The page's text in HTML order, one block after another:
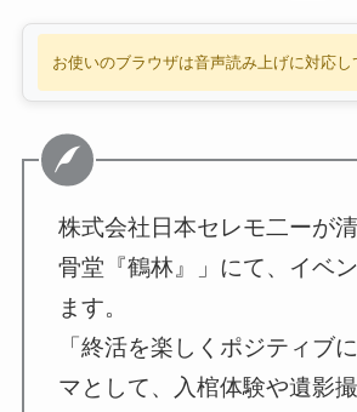
お使いのブラウザは音声読み上げに対応し
株式会社日本セレモ二ーが
骨堂『鶴林』」にて、イベ
ます。
「終活を楽しくポジティブ
マとして、入棺体験や遺影撮